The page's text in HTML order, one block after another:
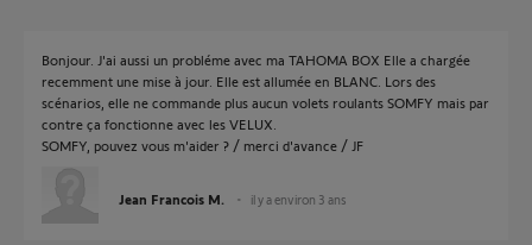
Bonjour. J'ai aussi un probléme avec ma TAHOMA BOX Elle a chargée
recemment une mise à jour. Elle est allumée en BLANC. Lors des
scénarios, elle ne commande plus aucun volets roulants SOMFY mais par
contre ça fonctionne avec les VELUX.
SOMFY, pouvez vous m'aider ? / merci d'avance / JF
Jean Francois M. il y a environ 3 ans